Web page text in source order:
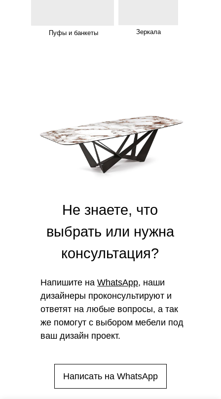
Пуфы и банкеты Зеркала
Напишите на WhatsApp, наши
дизайнеры проконсультируют и
ответят на любые вопросы, а так
же помогут с выбором мебели под
ваш дизайн проект.
Не знаете, что
выбрать или нужна
консультация?
Написать на WhatsApp